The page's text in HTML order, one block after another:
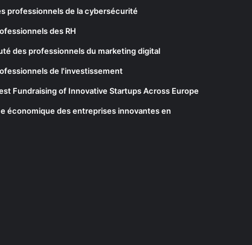
professionnels de la cybersécurité
des RH
des professionnels du marketing digital
de l'investissement
Fundraising of Innovative Startups Across Europe
économique des entreprises innovantes en